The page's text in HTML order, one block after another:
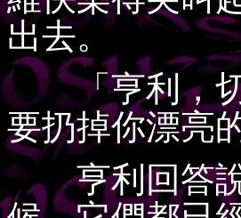
出去。
「亨利，切
要扔掉你漂亮
亨利回答說